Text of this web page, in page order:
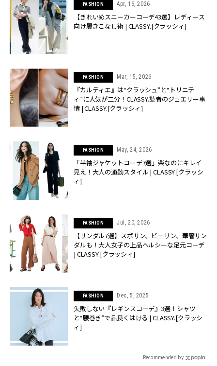
FASHION Apr, 16, 2026
【きれいめスニーカーコーデ43選】レディース
向け履きこなし術 | CLASSY.[クラッシィ]
FASHION Mar, 15, 2026
『カルティエ』は“クラッシュ”と“トリニテ
ィ”に人気が二分！CLASSY.読者のジュエリー事
情 | CLASSY.[クラッシィ]
FASHION May, 24, 2026
「半袖ジャケットコーデ7選」楽なのにキレイ
見え！大人の通勤スタイル | CLASSY.[クラッシ
ィ]
FASHION Jul, 20, 2026
【サンダル7選】スポサン、ビーサン、華奢サン
ダルも！大人女子の上品ヘルシーな足元コーデ
| CLASSY.[クラッシィ]
FASHION Dec, 5, 2025
失敗しない『レギンスコーデ』3選！シャツ
と“腰巻き”で品良くはける | CLASSY.[クラッシ
ィ]
Recommended by